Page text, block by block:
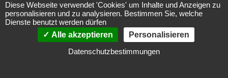
Die Kanal-Filterbox von Rosenberg sorgt nicht nur
für saubere Luft, sondern auch für eine
Diese Webseite verwendet 'Cookies' um Inhalte und Anzeigen zu
personalisieren und zu analysieren. Bestimmen Sie, welche
Dienste benutzt werden dürfen
Alle akzeptieren
Personalisieren
Datenschutzbestimmungen